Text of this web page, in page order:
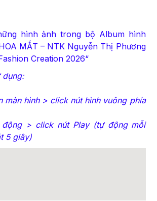
hình ảnh trong bộ Album hình
MẮT – NTK Nguyễn Thị Phương
Creation 2026“
dụng:
màn hình > click nút hình vuông phía
> click nút Play (tự động mỗi
5 giây)